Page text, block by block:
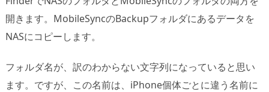
開きます。MobileSyncのBackupフォルダにあるデータを
NASにコピーします。
フォルダ名が、訳のわからない文字列になっていると思い
ます。ですが、この名前は、iPhone個体ごとに違う名前に